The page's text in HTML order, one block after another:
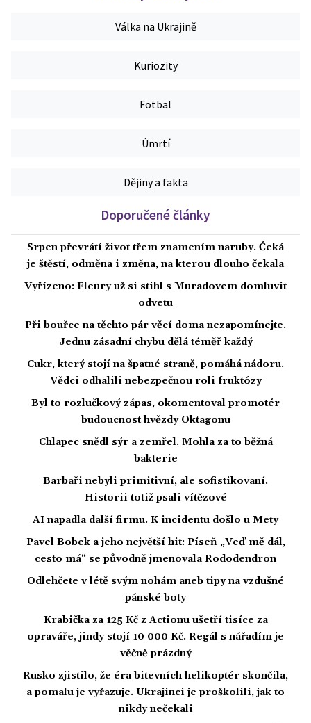
Válka na Ukrajině
Kuriozity
Fotbal
Úmrtí
Dějiny a fakta
Doporučené články
Srpen převrátí život třem znamením naruby. Čeká
je štěstí, odměna i změna, na kterou dlouho čekala
Vyřízeno: Fleury už si stihl s Muradovem domluvit
odvetu
Při bouřce na těchto pár věcí doma nezapomínejte.
Jednu zásadní chybu dělá téměř každý
Cukr, který stojí na špatné straně, pomáhá nádoru.
Vědci odhalili nebezpečnou roli fruktózy
Byl to rozlučkový zápas, okomentoval promotér
budoucnost hvězdy Oktagonu
Chlapec snědl sýr a zemřel. Mohla za to běžná
bakterie
Barbaři nebyli primitivní, ale sofistikovaní.
Historii totiž psali vítězové
AI napadla další firmu. K incidentu došlo u Mety
Pavel Bobek a jeho největší hit: Píseň „Veď mě dál,
cesto má“ se původně jmenovala Rododendron
Odlehčete v létě svým nohám aneb tipy na vzdušné
pánské boty
Krabička za 125 Kč z Actionu ušetří tisíce za
opraváře, jindy stojí 10 000 Kč. Regál s nářadím je
věčně prázdný
Rusko zjistilo, že éra bitevních helikoptér skončila,
a pomalu je vyřazuje. Ukrajinci je proškolili, jak to
nikdy nečekali